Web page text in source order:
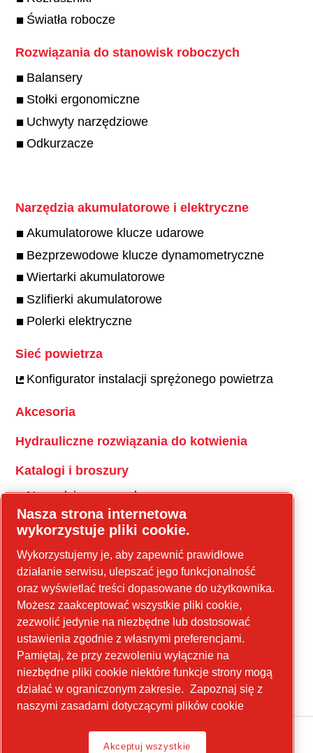
Światła robocze
Rozwiązania do stanowisk roboczych
Balansery
Stołki ergonomiczne
Uchwyty narzędziowe
Odkurzacze
Narzędzia akumulatorowe i elektryczne
Akumulatorowe klucze udarowe
Bezprzewodowe klucze dynamometryczne
Wiertarki akumulatorowe
Szlifierki akumulatorowe
Polerki elektryczne
Sieć powietrza
Konfigurator instalacji sprężonego powietrza
Akcesoria
Hydrauliczne rozwiązania do kotwienia
Katalogi i broszury
Narzędzia przemysłowe
Narzędzia serwisowe do pojazdów
Silniki pneumatyczne
Produkty i serie
#SizeMatters
Wspieramy Cię!
CP Bez ograniczeń
Nasza strona internetowa
wykorzystuje pliki cookie.
Wykorzystujemy je, aby zapewnić prawidłowe
działanie serwisu, ulepszać jego funkcjonalność
oraz wyświetlać treści dopasowane do użytkownika.
Możesz zaakceptować wszystkie pliki cookie,
zezwolić jedynie na niezbędne lub dostosować
ustawienia zgodnie z własnymi preferencjami.
Pamiętaj, że przy zezwoleniu wyłącznie na
niezbędne pliki cookie niektóre funkcje strony mogą
działać w ograniczonym zakresie. Zapoznaj się z
naszymi zasadami dotyczącymi plików cookie
Akceptuj wszystkie